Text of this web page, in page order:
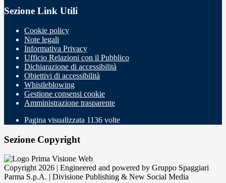
Sezione Link Utili
Cookie policy
Note legali
Informativa Privacy
Ufficio Relazioni con il Pubblico
Dichiarazione di accessibilità
Obiettivi di accessibilità
Whistleblowing
Gestione consensi cookie
Amministrazione trasparente
Pagina visualizzata 1136 volte
Sezione Copyright
Copyright 2026 | Engineered and powered by Gruppo Spaggiari
Parma S.p.A. | Divisione Publishing & New Social Media